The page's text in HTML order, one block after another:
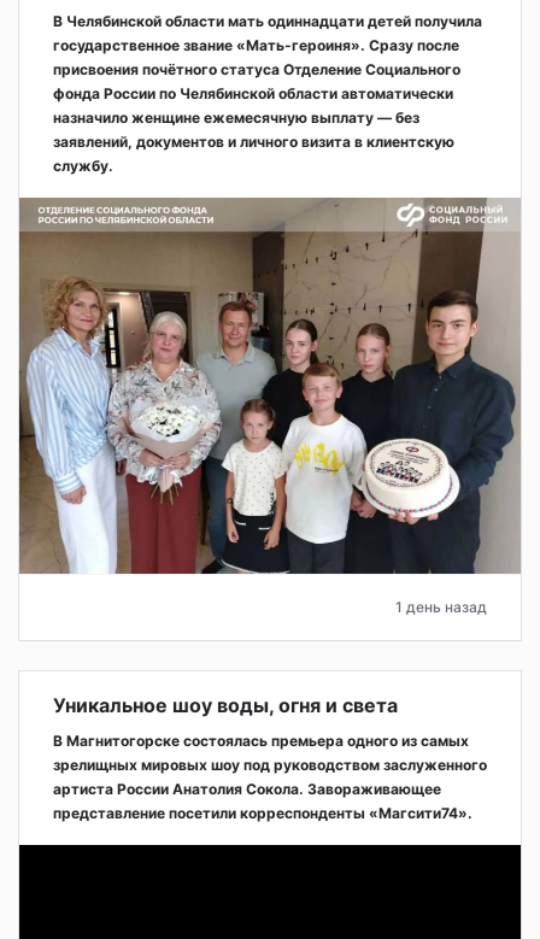
В Челябинской области мать одиннадцати детей получила
государственное звание «Мать-героиня». Сразу после
присвоения почётного статуса Отделение Социального
фонда России по Челябинской области автоматически
назначило женщине ежемесячную выплату — без
заявлений, документов и личного визита в клиентскую
службу.
1 день назад
Уникальное шоу воды, огня и света
В Магнитогорске состоялась премьера одного из самых
зрелищных мировых шоу под руководством заслуженного
артиста России Анатолия Сокола. Завораживающее
представление посетили корреспонденты «Магсити74».